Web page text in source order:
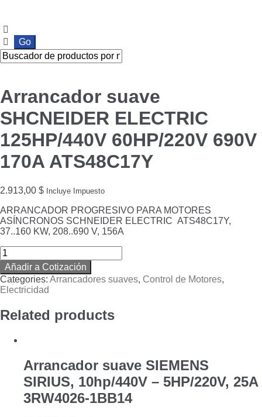
Ir
a
la
navegación
Ir
al
contenido
Arrancador suave
SHCNEIDER ELECTRIC
125HP/440V 60HP/220V 690V
170A ATS48C17Y
2.913,00 $ Incluye Impuesto
ARRANCADOR PROGRESIVO PARA MOTORES
ASÍNCRONOS SCHNEIDER ELECTRIC ATS48C17Y,
37..160 KW, 208..690 V, 156A
Arrancador
suave
SHCNEIDER
ELECTRIC
125HP/440V
690V
quantity
Añadir a Cotización
Categories: Arrancadores suaves, Control de Motores,
Electricidad
Related products
Arrancador suave SIEMENS
SIRIUS, 10hp/440V – 5HP/220V, 25A
3RW4026-1BB14